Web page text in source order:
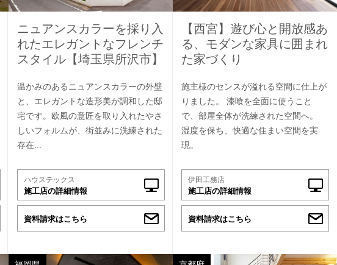
ニュアンスカラーを採り入
れたエレガントなフレンチ
スタイル【埼玉県所沢市】
温かみのあるニュアンスカラーの外壁
と、エレガントな造形美が調和した邸
宅です。欧風の意匠を取り入れたやさ
しいフォルムが、街並みに洗練された
存在...
ハウステックス
施工店の詳細情報
資料請求はこちら
【西宮】遊び心と開放感あ
る、モダンな家具に囲まれ
た家づくり
施主様のセンスが溢れる空間に仕上が
りました。 漆喰を全面に使うこと
で、部屋全体が洗練された空間へ。
湿度を保ち、快適な住まい空間を実
現。
伊田工務店
施工店の詳細情報
資料請求はこちら